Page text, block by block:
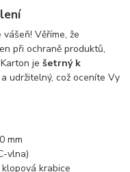
Věříme, že
při ochraně produktů,
Karton ješetrný k
udržitelný, což oceníte Vy
mm
vlna)
klopová krabice